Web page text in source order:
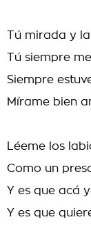
Tú mirada y
Tú siempre
Siempre
Mírame bien
Léeme los
Como un
Y es que acá
Y es que